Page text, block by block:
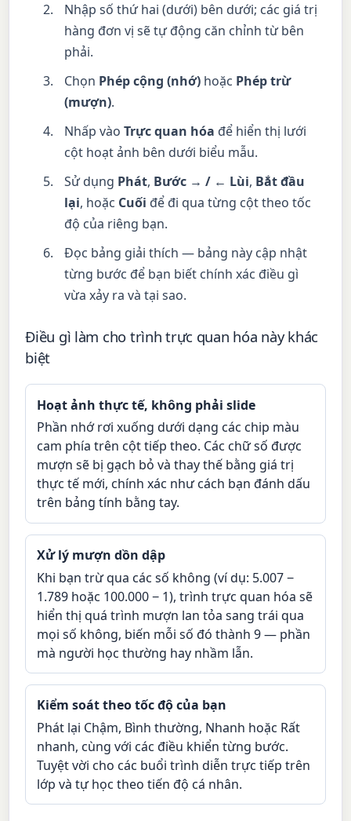
Nhập số thứ hai (dưới) bên dưới; các giá trị
hàng đơn vị sẽ tự động căn chỉnh từ bên
phải.
Chọn Phép cộng (nhớ) hoặc Phép trừ
(mượn).
Nhấp vàoTrực quan hóa để hiển thị lưới
cột hoạt ảnh bên dưới biểu mẫu.
Sử dụng Phát, Bước → / ← Lùi, Bắt đầu
lại, hoặc Cuối để đi qua từng cột theo tốc
độ của riêng bạn.
Đọc bảng giải thích — bảng này cập nhật
từng bước để bạn biết chính xác điều gì
vừa xảy ra và tại sao.
Điều gì làm cho trình trực quan hóa này khác
biệt
Hoạt ảnh thực tế, không phải slide
Phần nhớ rơi xuống dưới dạng các chip màu
cam phía trên cột tiếp theo. Các chữ số được
mượn sẽ bị gạch bỏ và thay thế bằng giá trị
thực tế mới, chính xác như cách bạn đánh dấu
trên bảng tính bằng tay.
Xử lý mượn dồn dập
Khi bạn trừ qua các số không (ví dụ: 5.007 −
1.789 hoặc 100.000 − 1), trình trực quan hóa sẽ
hiển thị quá trình mượn lan tỏa sang trái qua
mọi số không, biến mỗi số đó thành 9 — phần
mà người học thường hay nhầm lẫn.
Kiểm soát theo tốc độ của bạn
Phát lại Chậm, Bình thường, Nhanh hoặc Rất
nhanh, cùng với các điều khiển từng bước.
Tuyệt vời cho các buổi trình diễn trực tiếp trên
lớp và tự học theo tiến độ cá nhân.